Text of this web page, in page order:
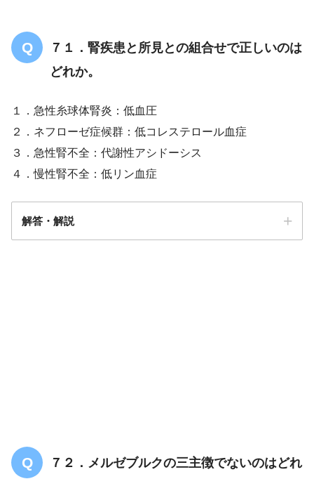
７１．腎疾患と所見との組合せで正しいのは
どれか。
１．急性糸球体腎炎：低血圧
２．ネフローゼ症候群：低コレステロール血症
３．急性腎不全：代謝性アシドーシス
４．慢性腎不全：低リン血症
解答・解説
７２．メルゼブルクの三主徴でないのはどれ